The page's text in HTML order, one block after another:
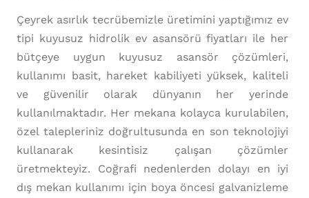
Çeyrek asırlık tecrübemizle üretimini yaptığımız ev
tipi kuyusuz hidrolik ev asansörü fiyatları ile her
bütçeye uygun kuyusuz asansör çözümleri,
kullanımı basit, hareket kabiliyeti yüksek, kaliteli
ve güvenilir olarak dünyanın her yerinde
kullanılmaktadır. Her mekana kolayca kurulabilen,
özel talepleriniz doğrultusunda en son teknolojiyi
kullanarak kesintisiz çalışan çözümler
üretmekteyiz. Coğrafi nedenlerden dolayı en iyi
dış mekan kullanımı için boya öncesi galvanizleme